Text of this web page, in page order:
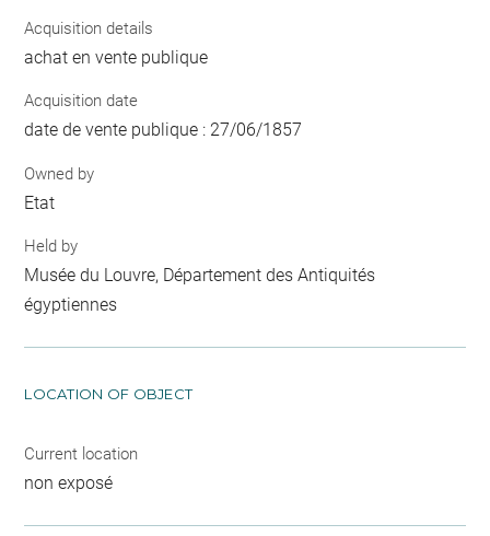
Acquisition details
achat en vente publique
Acquisition date
date de vente publique : 27/06/1857
Owned by
Etat
Held by
Musée du Louvre, Département des Antiquités
égyptiennes
LOCATION OF OBJECT
Current location
non exposé